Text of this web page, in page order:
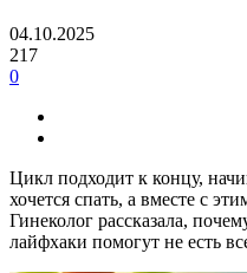
04.10.2025
217
0
Цикл подходит к концу,
хочется спать, а вместе с
Гинеколог рассказала,
лайфхаки помогут не есть